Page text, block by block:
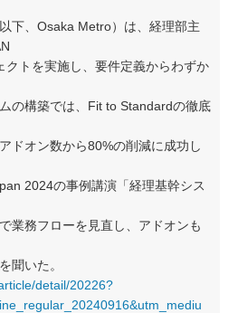
下、Osaka Metro）は、経理部主
クトを実施し、要件定義からわずか
の構築では、Fit to Standardの徹底
ドオン数から80%の削減に成功し
2024の事例講演「経理基幹シス
業務フローを見直し、アドオンも
聞いた。
detail/20226?